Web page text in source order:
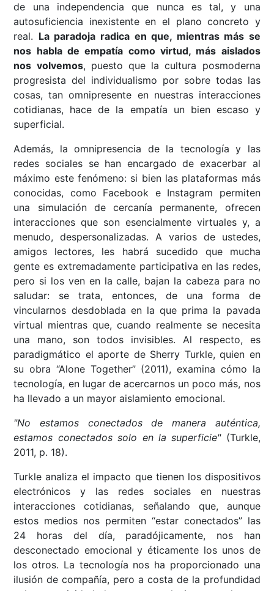
de una independencia que nunca es tal, y una
autosuficiencia inexistente en el plano concreto y
real. La paradoja radica en que, mientras más se
nos habla de empatía como virtud, más aislados
nos volvemos, puesto que la cultura posmoderna
progresista del individualismo por sobre todas las
cosas, tan omnipresente en nuestras interacciones
cotidianas, hace de la empatía un bien escaso y
superficial.
Además, la omnipresencia de la tecnología y las
redes sociales se han encargado de exacerbar al
máximo este fenómeno: si bien las plataformas más
conocidas, como Facebook e Instagram permiten
una simulación de cercanía permanente, ofrecen
interacciones que son esencialmente virtuales y, a
menudo, despersonalizadas. A varios de ustedes,
amigos lectores, les habrá sucedido que mucha
gente es extremadamente participativa en las redes,
pero si los ven en la calle, bajan la cabeza para no
saludar: se trata, entonces, de una forma de
vincularnos desdoblada en la que prima la pavada
virtual mientras que, cuando realmente se necesita
una mano, son todos invisibles. Al respecto, es
paradigmático el aporte de Sherry Turkle, quien en
su obra “Alone Together” (2011), examina cómo la
tecnología, en lugar de acercarnos un poco más, nos
ha llevado a un mayor aislamiento emocional.
"No estamos conectados de manera auténtica,
estamos conectados solo en la superficie" (Turkle,
2011, p. 18).
Turkle analiza el impacto que tienen los dispositivos
electrónicos y las redes sociales en nuestras
interacciones cotidianas, señalando que, aunque
estos medios nos permiten “estar conectados” las
24 horas del día, paradójicamente, nos han
desconectado emocional y éticamente los unos de
los otros. La tecnología nos ha proporcionado una
ilusión de compañía, pero a costa de la profundidad